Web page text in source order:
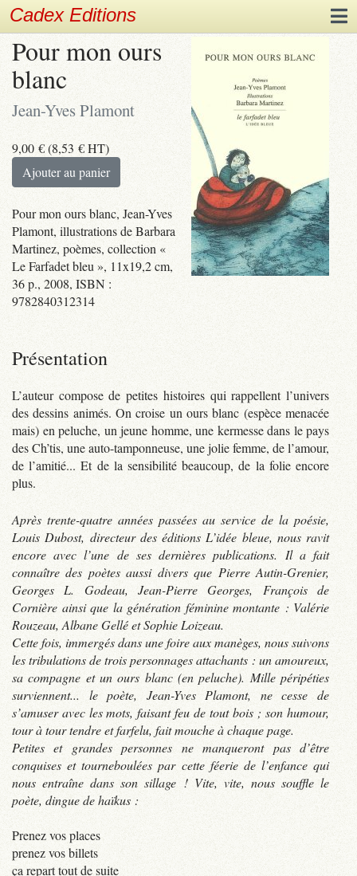
Cadex Editions
Pour mon ours
blanc
Jean-Yves Plamont
9,00 €(8,53 €HT)
Ajouter au panier
Pour mon ours blanc, Jean-Yves
Plamont, illustrations de Barbara
Martinez, poèmes, collection «
Le Farfadet bleu », 11x19,2 cm,
36 p., 2008, ISBN :
9782840312314
Présentation
L’auteur compose de petites histoires qui rappellent l’univers
des dessins animés. On croise un ours blanc (espèce menacée
mais) en peluche, un jeune homme, une kermesse dans le pays
des Ch’tis, une auto-tamponneuse, une jolie femme, de l’amour,
de l’amitié... Et de la sensibilité beaucoup, de la folie encore
plus.
Après trente-quatre années passées au service de la poésie,
Louis Dubost, directeur des éditions L’idée bleue, nous ravit
encore avec l’une de ses dernières publications. Il a fait
connaître des poètes aussi divers que Pierre Autin-Grenier,
Georges L. Godeau, Jean-Pierre Georges, François de
Cornière ainsi que la génération féminine montante : Valérie
Rouzeau, Albane Gellé et Sophie Loizeau.
Cette fois, immergés dans une foire aux manèges, nous suivons
les tribulations de trois personnages attachants : un amoureux,
sa compagne et un ours blanc (en peluche). Mille péripéties
surviennent... le poète, Jean-Yves Plamont, ne cesse de
s’amuser avec les mots, faisant feu de tout bois ; son humour,
tour à tour tendre et farfelu, fait mouche à chaque page.
Petites et grandes personnes ne manqueront pas d’être
conquises et tourneboulées par cette féerie de l’enfance qui
nous entraîne dans son sillage ! Vite, vite, nous souffle le
poète, dingue de haïkus :
Prenez vos places
prenez vos billets
ça repart tout de suite